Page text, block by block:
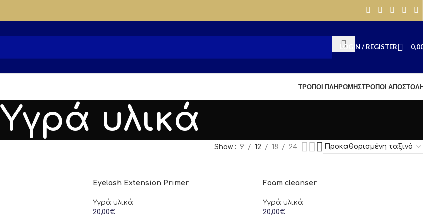
LOGIN / REGISTER
ΤΡΟΠΟΙ ΠΛΗΡΩΜΗΣΤΡΟΠΟΙ
Υγρά υλικά
Show 9 12 18 24
Eyelash Extension Primer
Υγρά υλικά
20,00€
Foam cleanser
Υγρά υλικά
20,00€